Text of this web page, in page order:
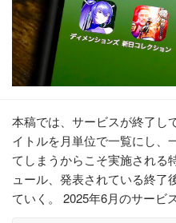
本稿では、サービスが終了し
イトルを月単位で一覧にし、
てしまうからこそ実施される
ュール、発表されている終了
ていく。 2025年6月のサービ